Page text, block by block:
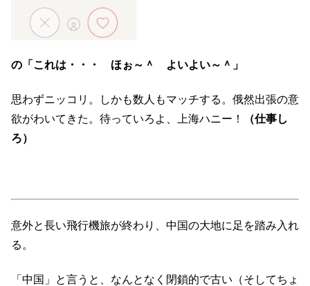
の「これは・・・ ほぉ～＾ よいよい～＾」
思わずニッコリ。しかも数人もマッチする。俄然出張の意
欲がわいてきた。待っていろよ、上海ハニー！
（仕事し
ろ）
意外と長い飛行機旅が終わり、中国の大地に足を踏み入れ
る。
「中国」と言うと、なんとなく閉鎖的で古い（そしてちょ